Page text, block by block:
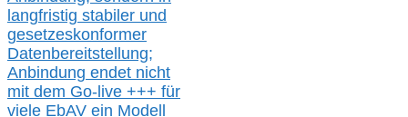
langfristig stabiler und
gesetzeskonformer
Datenbereitstellung;
Anbindung endet nicht
mit dem Go-live +++ für
viele EbAV ein Modell